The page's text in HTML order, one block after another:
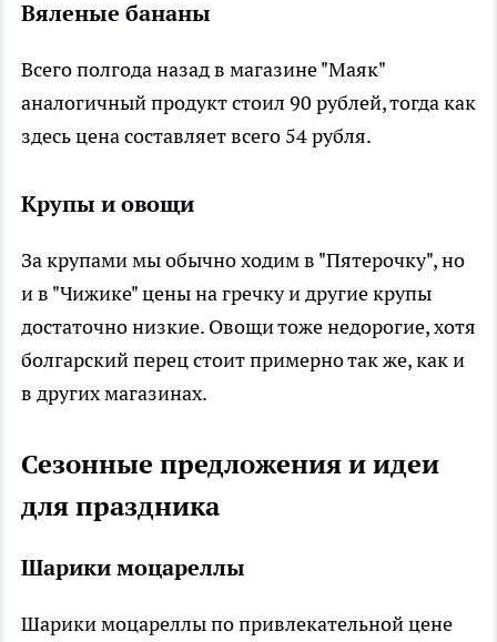
Вяленые бананы
Всего полгода назад в магазине "Маяк"
аналогичный продукт стоил 90 рублей, тогда как
здесь цена составляет всего 54 рубля.
Крупы и овощи
За крупами мы обычно ходим в "Пятерочку", но
и в "Чижике" цены на гречку и другие крупы
достаточно низкие. Овощи тоже недорогие, хотя
болгарский перец стоит примерно так же, как и
в других магазинах.
Сезонные предложения и идеи
для праздника
Шарики моцареллы
Шарики моцареллы по привлекательной цене